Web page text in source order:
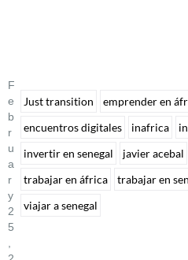
F
E
B
R
U
A
R
Y
2
5
Just transition emprender en
encuentros digitales
inafrica
invertir en senegal
javier acebal
trabajar en áfrica
trabajar en
viajar a senegal